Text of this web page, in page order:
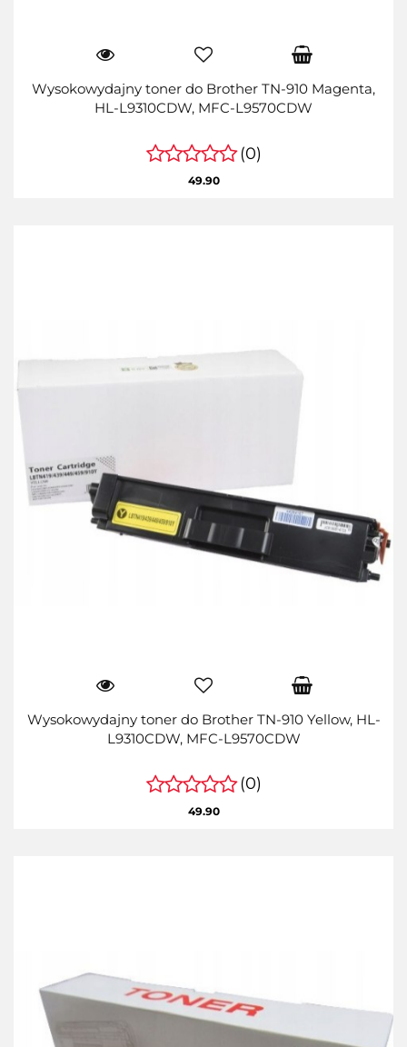
Wysokowydajny toner do Brother TN-910 Magenta,
HL-L9310CDW, MFC-L9570CDW
(0)
49.90
Wysokowydajny toner do Brother TN-910 Yellow, HL-
L9310CDW, MFC-L9570CDW
(0)
49.90